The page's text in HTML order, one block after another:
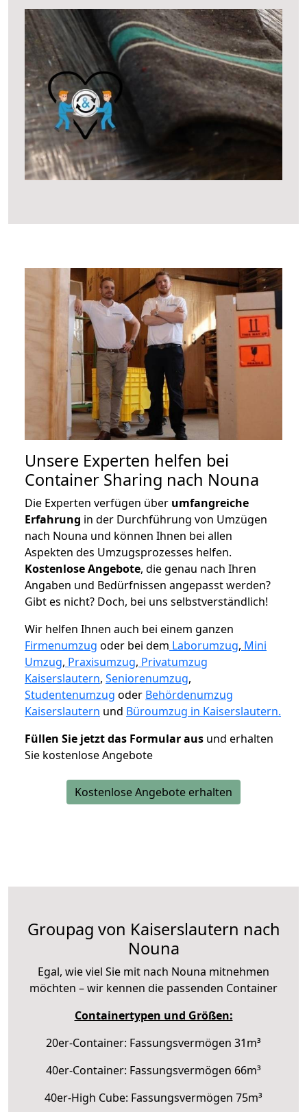
Unsere Experten helfen bei
Container Sharing nach Nouna
Die Experten verfügen über umfangreiche
Erfahrung in der Durchführung von Umzügen
nach Nouna und können Ihnen bei allen
Aspekten des Umzugsprozesses helfen.
Kostenlose Angebote, die genau nach Ihren
Angaben und Bedürfnissen angepasst werden?
Gibt es nicht? Doch, bei uns selbstverständlich!
Wir helfen Ihnen auch bei einem ganzen
Firmenumzug oder bei dem Laborumzug, Mini
Umzug, Praxisumzug, Privatumzug
Kaiserslautern, Seniorenumzug,
Studentenumzug oder Behördenumzug
Kaiserslautern und Büroumzug in Kaiserslautern.
Füllen Sie jetzt das Formular aus und erhalten
Sie kostenlose Angebote
Kostenlose Angebote erhalten
Groupag von Kaiserslautern nach
Nouna
Egal, wie viel Sie mit nach Nouna mitnehmen
möchten – wir kennen die passenden Container
Containertypen und Größen:
20er-Container: Fassungsvermögen 31m³
40er-Container: Fassungsvermögen 66m³
40er-High Cube: Fassungsvermögen 75m³